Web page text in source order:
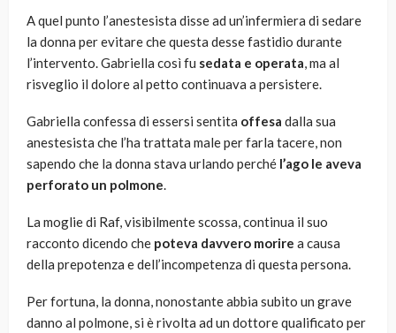
A quel punto l’anestesista disse ad un’infermiera di sedare
la donna per evitare che questa desse fastidio durante
l’intervento. Gabriella così fu sedata e operata, ma al
risveglio il dolore al petto continuava a persistere.
Gabriella confessa di essersi sentita offesa dalla sua
anestesista che l’ha trattata male per farla tacere, non
sapendo che la donna stava urlando perché l’ago le aveva
perforato un polmone.
La moglie di Raf, visibilmente scossa, continua il suo
racconto dicendo che poteva davvero morire a causa
della prepotenza e dell’incompetenza di questa persona.
Per fortuna, la donna, nonostante abbia subito un grave
danno al polmone, si è rivolta ad un dottore qualificato per